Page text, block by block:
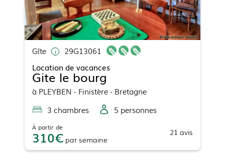
Gîte
29G13061
Location de vacances
Gite le bourg
à PLEYBEN - Finistère - Bretagne
3 chambres 5 personnes
À partir de
310 par semaine
21 avis